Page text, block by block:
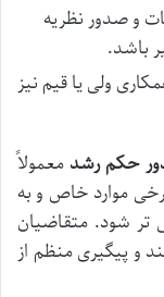
و صدور نظریه
باشد.
ولی یا قیم نیز
حکم رشد معمولاً
در برخی موارد خاص و به
تر شود. متقاضیان
و پیگیری منظم از